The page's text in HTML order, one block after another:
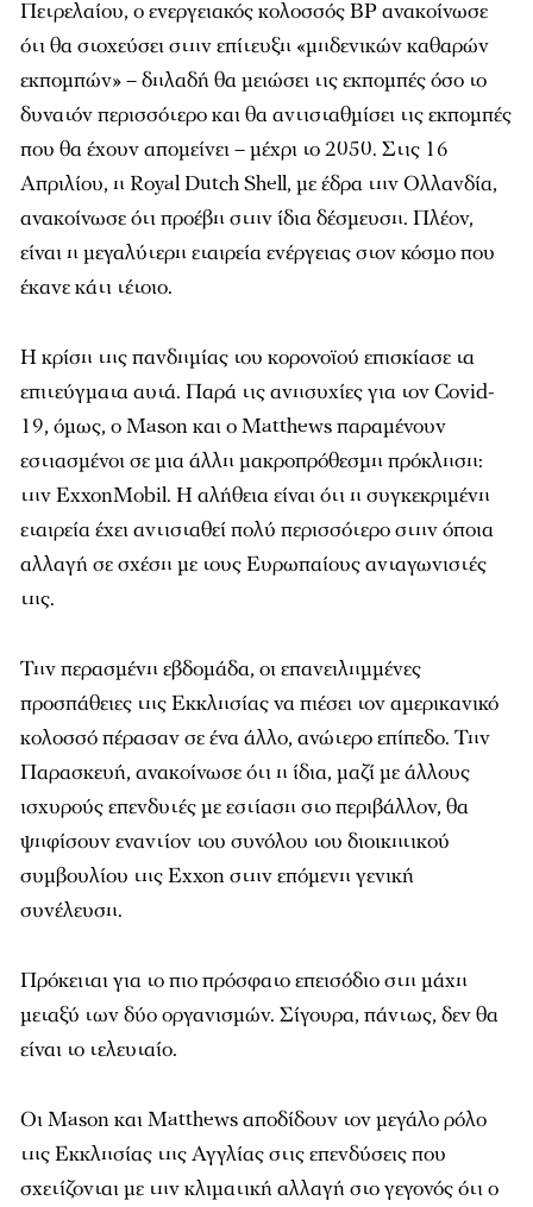
Πετρελαίου, ο ενεργειακός κολοσσός BP ανακοίνωσε
ότι θα στοχεύσει στην επίτευξη «μηδενικών καθαρών
εκπομπών» – δηλαδή θα μειώσει τις εκπομπές όσο το
δυνατόν περισσότερο και θα αντισταθμίσει τις εκπομπές
που θα έχουν απομείνει – μέχρι το 2050. Στις 16
Απριλίου, η Royal Dutch Shell, με έδρα την Ολλανδία,
ανακοίνωσε ότι προέβη στην ίδια δέσμευση. Πλέον,
είναι η μεγαλύτερη εταιρεία ενέργειας στον κόσμο που
έκανε κάτι τέτοιο.
Η κρίση της πανδημίας του κορονοϊού επισκίασε τα
επιτεύγματα αυτά. Παρά τις ανησυχίες για τον Covid-
19, όμως, ο Mason και ο Matthews παραμένουν
εστιασμένοι σε μια άλλη μακροπρόθεσμη πρόκληση:
την ExxonMobil. Η αλήθεια είναι ότι η συγκεκριμένη
εταιρεία έχει αντισταθεί πολύ περισσότερο στην όποια
αλλαγή σε σχέση με τους Ευρωπαίους ανταγωνιστές
της.
Την περασμένη εβδομάδα, οι επανειλημμένες
προσπάθειες της Εκκλησίας να πιέσει τον αμερικανικό
κολοσσό πέρασαν σε ένα άλλο, ανώτερο επίπεδο. Την
Παρασκευή, ανακοίνωσε ότι η ίδια, μαζί με άλλους
ισχυρούς επενδυτές με εστίαση στο περιβάλλον, θα
ψηφίσουν εναντίον του συνόλου του διοικητικού
συμβουλίου της Exxon στην επόμενη γενική
συνέλευση.
Πρόκειται για το πιο πρόσφατο επεισόδιο στη μάχη
μεταξύ των δύο οργανισμών. Σίγουρα, πάντως, δεν θα
είναι το τελευταίο.
Οι Mason και Matthews αποδίδουν τον μεγάλο ρόλο
της Εκκλησίας της Αγγλίας στις επενδύσεις που
σχετίζονται με την κλιματική αλλαγή στο γεγονός ότι ο